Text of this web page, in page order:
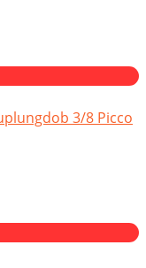
3/8 Picco